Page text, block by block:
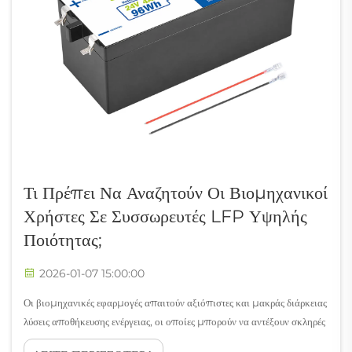
Τι Πρέπει Να Αναζητούν Οι Βιομηχανικοί
Χρήστες Σε Συσσωρευτές LFP Υψηλής
Ποιότητας;
2026-01-07 15:00:00
Οι βιομηχανικές εφαρμογές απαιτούν αξιόπιστες και μακράς διάρκειας
λύσεις αποθήκευσης ενέργειας, οι οποίες μπορούν να αντέξουν σκληρές
συνθήκες λειτουργίας παρέχοντας παράλληλα σταθερή απόδοση. Οι